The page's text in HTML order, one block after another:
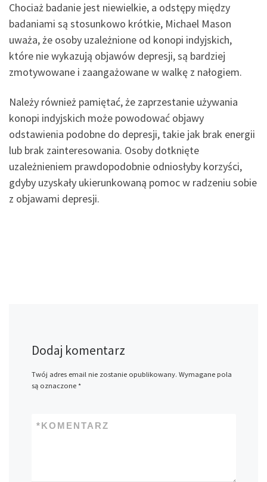
Chociaż badanie jest niewielkie, a odstępy między
badaniami są stosunkowo krótkie, Michael Mason
uważa, że osoby uzależnione od konopi indyjskich,
które nie wykazują objawów depresji, są bardziej
zmotywowane i zaangażowane w walkę z nałogiem.
Należy również pamiętać, że zaprzestanie używania
konopi indyjskich może powodować objawy
odstawienia podobne do depresji, takie jak brak energii
lub brak zainteresowania. Osoby dotknięte
uzależnieniem prawdopodobnie odniosłyby korzyści,
gdyby uzyskały ukierunkowaną pomoc w radzeniu sobie
z objawami depresji.
Dodaj komentarz
Twój adres email nie zostanie opublikowany. Wymagane pola
są oznaczone *
KOMENTARZ
*